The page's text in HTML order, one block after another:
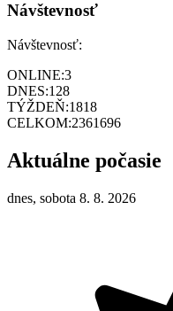
Návštevnosť
Návštevnosť:
ONLINE:3
DNES:128
TÝŽDEŇ:1818
CELKOM:2361696
Aktuálne počasie
dnes, sobota 8. 8. 2026